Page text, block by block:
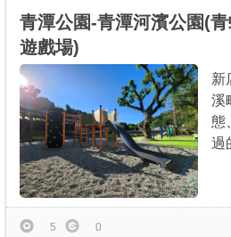
青潭公園-青潭河濱公園(
遊戲場)
新
溪
態
過
5 0